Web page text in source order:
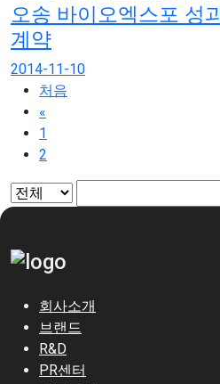
오송 바이오엑스포 성
계약
2014-11-10
처음
«
1
2
회사소개
브랜드
R&D
PR센터